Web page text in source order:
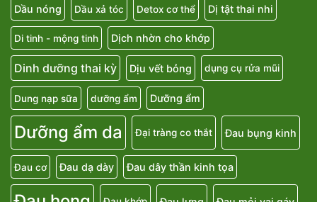
Dầu nóng Dầu xả tóc Detox cơ thể Dị tật thai nhi
Di tinh - mộng tinh Dịch nhờn cho khớp
Dinh dưỡng thai kỳ Dịu vết bỏng dụng cụ rửa mũi
Dung nạp sữa dưỡng ẩm Dưỡng ẩm
Dưỡng ẩm da Đại tràng co thắt Đau bụng kinh
Đau cơ Đau dạ dày Đau dây thần kinh tọa